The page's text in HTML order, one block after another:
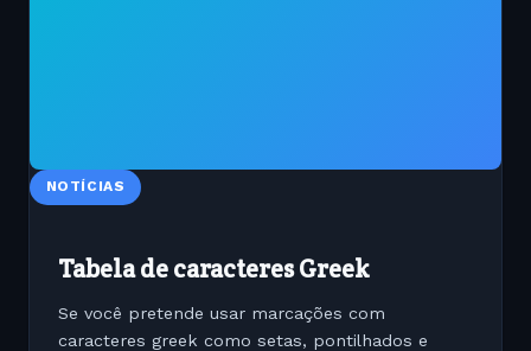
NOTÍCIAS
Tabela de caracteres Greek
Se você pretende usar marcações com
caracteres greek como setas, pontilhados e